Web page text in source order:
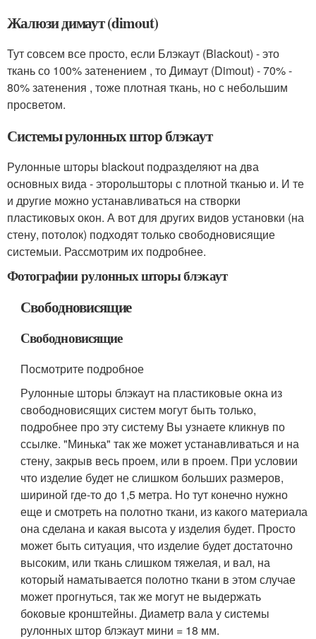
Жалюзи димаут (dimout)
Тут совсем все просто, если Блэкаут (Blackout) - это
ткань со 100% затенением , то Димаут (Dimout) - 70% -
80% затенения , тоже плотная ткань, но с небольшим
просветом.
Системы рулонных штор блэкаут
Рулонные шторы blackout подразделяют на два
основных вида - эторольшторы с плотной тканью и. И те
и другие можно устанавливаться на створки
пластиковых окон. А вот для других видов установки (на
стену, потолок) подходят только свободновисящие
системыи. Рассмотрим их подробнее.
Фотографии рулонных шторы блэкаут
Свободновисящие
Свободновисящие
Посмотрите подробное
Рулонные шторы блэкаут на пластиковые окна из
свободновисящих систем могут быть только,
подробнее про эту систему Вы узнаете кликнув по
ссылке. "Минька" так же может устанавливаться и на
стену, закрыв весь проем, или в проем. При условии
что изделие будет не слишком больших размеров,
шириной где-то до 1,5 метра. Но тут конечно нужно
еще и смотреть на полотно ткани, из какого материала
она сделана и какая высота у изделия будет. Просто
может быть ситуация, что изделие будет достаточно
высоким, или ткань слишком тяжелая, и вал, на
который наматывается полотно ткани в этом случае
может прогнуться, так же могут не выдержать
боковые кронштейны. Диаметр вала у системы
рулонных штор блэкаут мини = 18 мм.